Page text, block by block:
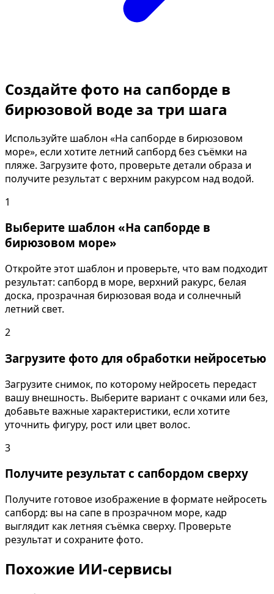
Создайте фото на сапборде в
бирюзовой воде за три шага
Используйте шаблон «На сапборде в бирюзовом
море», если хотите летний сапборд без съёмки на
пляже. Загрузите фото, проверьте детали образа и
получите результат с верхним ракурсом над водой.
1
Выберите шаблон «На сапборде в
бирюзовом море»
Откройте этот шаблон и проверьте, что вам подходит
результат: сапборд в море, верхний ракурс, белая
доска, прозрачная бирюзовая вода и солнечный
летний свет.
2
Загрузите фото для обработки нейросетью
Загрузите снимок, по которому нейросеть передаст
вашу внешность. Выберите вариант с очками или без,
добавьте важные характеристики, если хотите
уточнить фигуру, рост или цвет волос.
3
Получите результат с сапбордом сверху
Получите готовое изображение в формате нейросеть
сапборд: вы на сапе в прозрачном море, кадр
выглядит как летняя съёмка сверху. Проверьте
результат и сохраните фото.
Похожие ИИ-сервисы